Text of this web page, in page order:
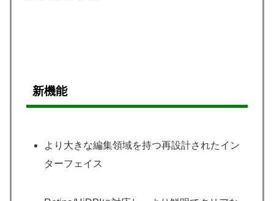
新機能
より大きな編集領域を持つ再設計されたイン
ターフェイス